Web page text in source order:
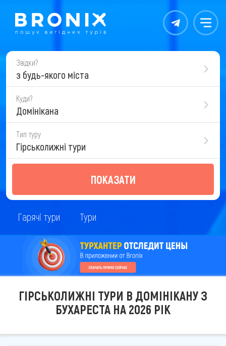
Контакты Меню
Звідки?
з будь-якого міста
Куди?
Домінікана
Тип туру
Гірськолижні тури
ПОКАЗАТИ
Гарячі тури Тури
ГІРСЬКОЛИЖНІ ТУРИ В ДОМІНІКАНУ З
БУХАРЕСТА НА 2026 РІК